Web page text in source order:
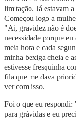
limitação. Já estavam
Começou logo a
"Ai, gravidez não é
necessidade porque eu
meia hora e cada
minha bexiga cheia e
estivesse fresquinha
fila que me dava
ver com isso.
Foi o que eu respondi:
para grávidas e eu